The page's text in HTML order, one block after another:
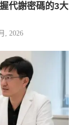
代謝密碼的3大
, 2026